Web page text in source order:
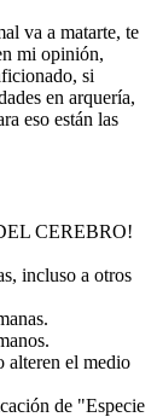
va a matarte, te
mi opinión,
si
en arquería,
eso están las
CEREBRO!
incluso a otros
alteren el medio
de "Especie